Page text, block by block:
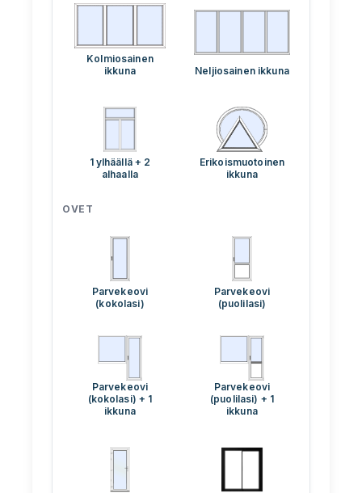
Turvalasit
Varastotavara (löytönurkka) Testaa värejä
Kolmiosainen
ikkuna
Neljiosainen ikkuna
1 ylhäällä + 2
alhaalla
Erikoismuotoinen
ikkuna
OVET
Parvekeovi
(kokolasi)
Parvekeovi
(puolilasi)
Parvekeovi
(kokolasi) + 1
ikkuna
Parvekeovi
(puolilasi) + 1
ikkuna